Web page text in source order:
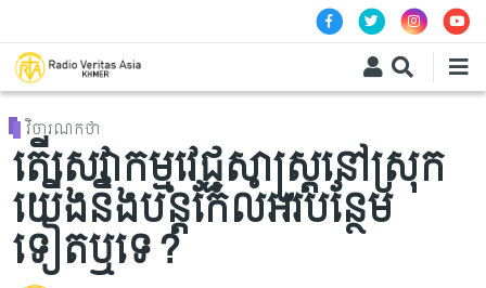
វិចារណកថា
តើសេវាកម្មវេជ្ជសាស្រ្តនៅស្រុក
យើងនឹងបន្តកែលំអរបន្ថែម
ទៀតឬទេ?